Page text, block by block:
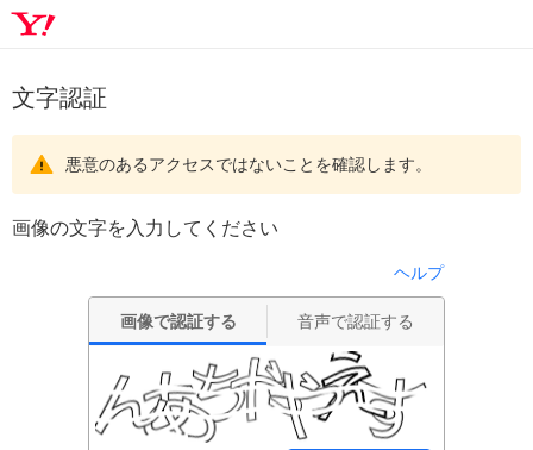
文字認証
悪意のあるアクセスではないことを確認します。
画像の文字を入力してください
ヘルプ
画像で認証する 音声で認証する